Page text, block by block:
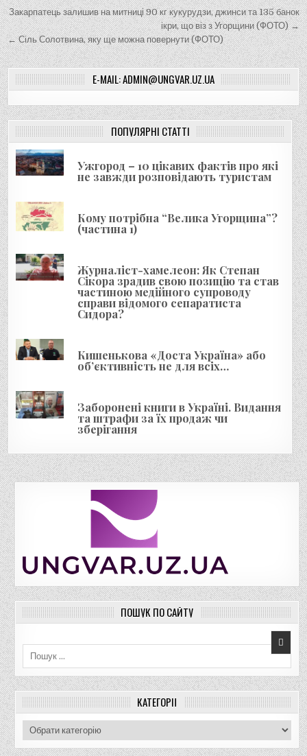
Н
а
в
і
г
а
ц
і
я
з
а
п
и
с
і
в
Закарпатець залишив на митниці 90 кг кукурудзи, джинси та 135 банок
ікри, що віз з Угорщини (ФОТО) →
← Сіль Солотвина, яку ще можна повернути (ФОТО)
E-MAIL: ADMIN@UNGVAR.UZ.UA
ПОПУЛЯРНІ СТАТТІ
Ужгород – 10 цікавих фактів про які
не завжди розповідають туристам
Кому потрібна “Велика Угорщина”?
(частина 1)
Журналіст-хамелеон: Як Степан
Сікора зрадив свою позицію та став
частиною медійного супроводу
справи відомого сепаратиста
Сидора?
Кишенькова «Доста Україна» або
об’єктивність не для всіх…
Заборонені книги в Україні. Видання
та штрафи за їх продаж чи
зберігання
ПОШУК ПО САЙТУ
КАТЕГОРІЇ
а
т